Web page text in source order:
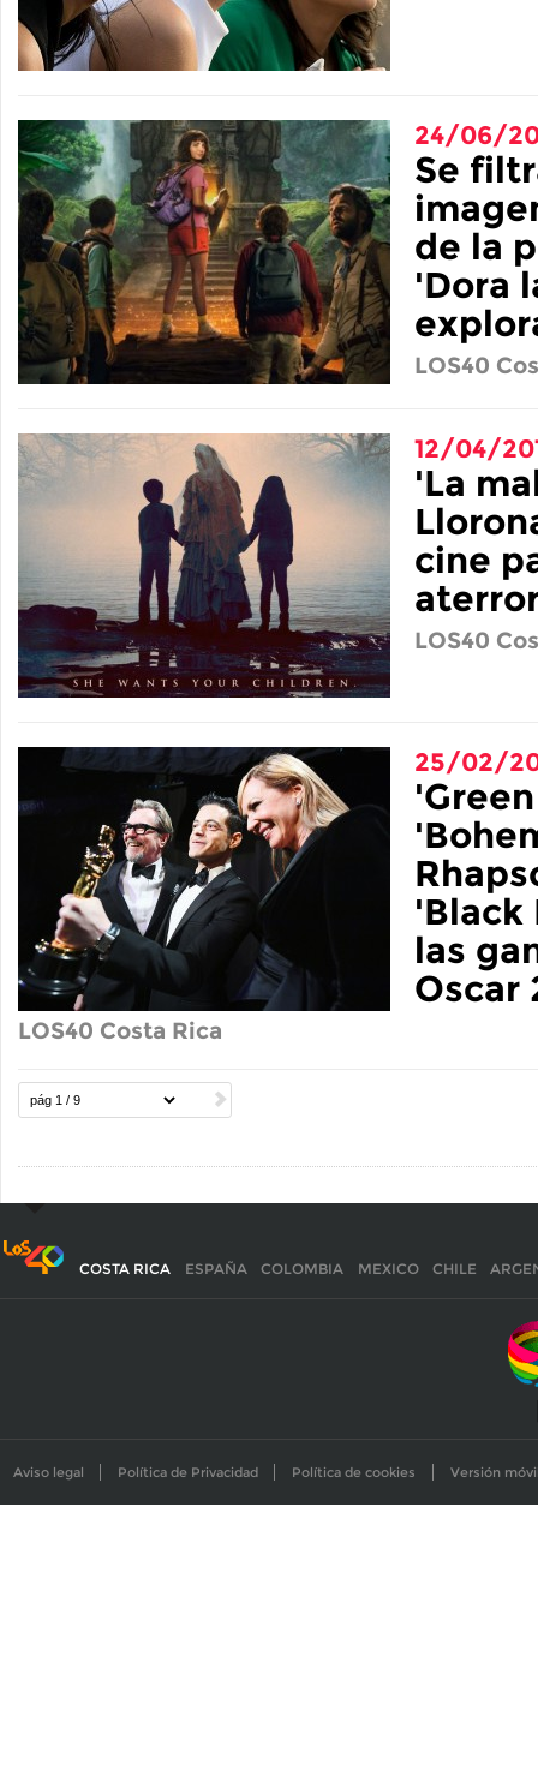
24/06/
Se
de la
'Dora
LOS40
12/04/
'La
cine
LOS40
25/02/
'Black
las
Oscar
LOS40 Costa Rica
COSTA RICA ESPAÑA COLOMBIA MEXICO CHILE
Aviso legal Política de Privacidad Política de cookies Versión